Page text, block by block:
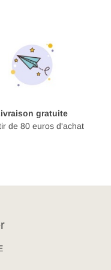
gratuite
de 80 euros d'achat